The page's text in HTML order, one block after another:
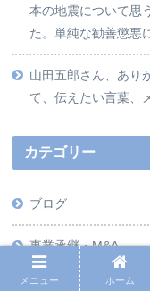
本の地震について思
た。単純な勧善懲悪
山田五郎さん、あり
て、伝えたい言葉、
カテゴリー
ブログ
事業承継・M&A
外国人雇用支援
メニュー ホーム